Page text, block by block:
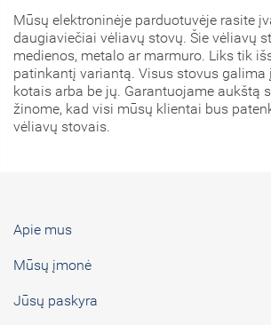
Mūsų elektroninėje parduotuvėje rasite
daugiaviečiai vėliavų stovų. Šie vėliavų
medienos, metalo ar marmuro. Liks tik
patinkantį variantą. Visus stovus galima
kotais arba be jų. Garantuojame aukštą
žinome, kad visi mūsų klientai bus
vėliavų stovais.
Apie mus
Mūsų įmonė
Jūsų paskyra